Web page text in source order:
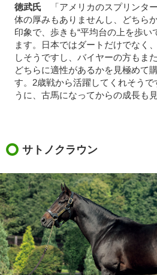
徳武氏 「アメリカのスプリンタ
体の厚みもありませんし、どちら
印象で、歩きも“平均台の上を歩い
ます。日本ではダートだけでなく
しそうですし、バイヤーの方もま
どちらに適性があるかを見極めて
す。2歳戦から活躍してくれそうで
うに、古馬になってからの成長も
サトノクラウン